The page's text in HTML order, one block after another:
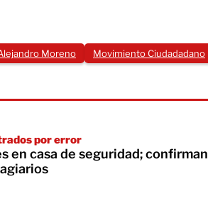
Moreno
Movimiento Ciudadadano
por error
en casa de seguridad; confirman